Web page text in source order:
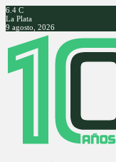
6.4 C
La Plata
9 agosto, 2026
Facebook
Twitter
Instagram
Youtube